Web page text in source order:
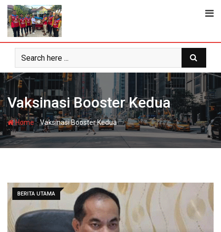
Skip
content
Vaksinasi Booster Kedua
Home-Vaksinasi Booster Kedua
BERITA UTAMA